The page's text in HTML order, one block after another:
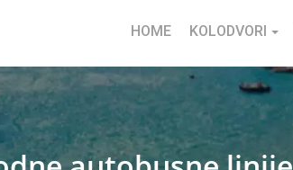
HOME KOLODVORI